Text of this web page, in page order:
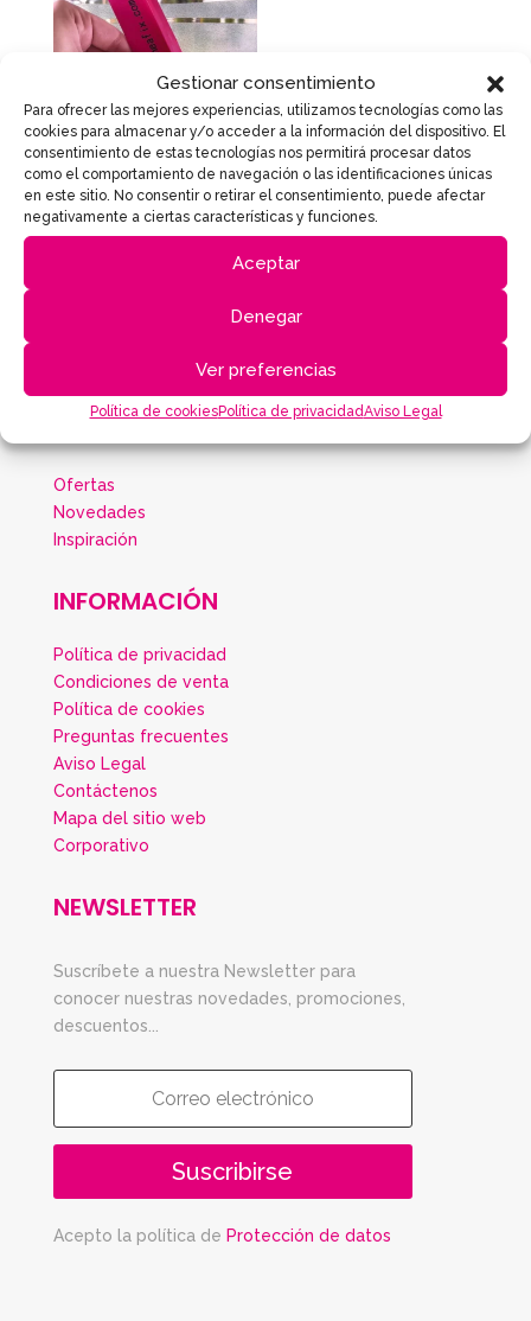
Gestionar consentimiento
Para ofrecer las mejores experiencias, utilizamos tecnologías como las
cookies para almacenar y/o acceder a la información del dispositivo. El
consentimiento de estas tecnologías nos permitirá procesar datos
como el comportamiento de navegación o las identificaciones únicas
en este sitio. No consentir o retirar el consentimiento, puede afectar
negativamente a ciertas características y funciones.
Aceptar
Denegar
Ver preferencias
Política de cookiesPolítica de privacidadAviso Legal
ESPÁTULA
2,00
Ofertas
Novedades
Inspiración
INFORMACIÓN
Política de privacidad
Condiciones de venta
Política de cookies
Preguntas frecuentes
Aviso Legal
Contáctenos
Mapa del sitio web
Corporativo
NEWSLETTER
Suscríbete a nuestra Newsletter para
conocer nuestras novedades, promociones,
descuentos...
Suscribirse
Acepto la política de Protección de datos